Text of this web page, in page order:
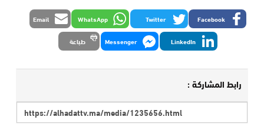
Facebook
Twitter
WhatsApp
Email
LinkedIn
Messenger طباعة
رابط المشاركة :